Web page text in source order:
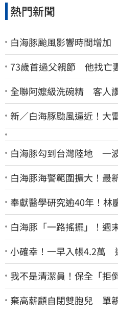
熱門新聞
白海豚颱風影響時間增
73歲首過父親節 他找亡
全聯阿嬤級洗碗精 客人
新／白海豚颱風逼近！大
白海豚勾到台灣陸地 一
白海豚海警範圍擴大！最
奉獻醫學研究逾40年！林
白海豚「一路搖擺」！週
小確幸！一早入帳4.2萬
我不是清潔員！保全「
法院討公道結果出爐
棄高薪顧自閉雙胞兒 單